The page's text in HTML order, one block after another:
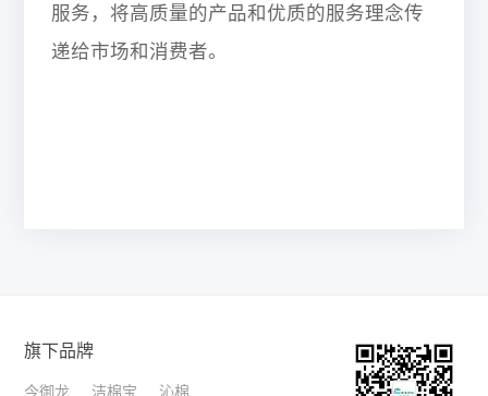
服务，将高质量的产品和优质的服务理念传
递给市场和消费者。
旗下品牌
今御龙 洁棉宝 沁棉